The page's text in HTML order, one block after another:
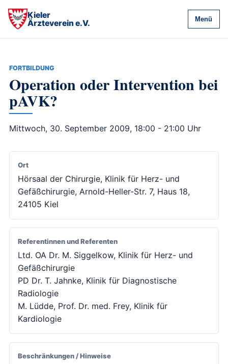
Kieler
Ärzteverein e.V.
Menü
FORTBILDUNG
Operation oder Intervention bei
pAVK?
Mittwoch, 30. September 2009, 18:00 - 21:00 Uhr
Ort
Hörsaal der Chirurgie, Klinik für Herz- und
Gefäßchirurgie, Arnold-Heller-Str. 7, Haus 18,
24105 Kiel
Referentinnen und Referenten
Ltd. OA Dr. M. Siggelkow, Klinik für Herz- und
Gefäßchirurgie
PD Dr. T. Jahnke, Klinik für Diagnostische
Radiologie
M. Lüdde, Prof. Dr. med. Frey, Klinik für
Kardiologie
Beschränkungen / Hinweise